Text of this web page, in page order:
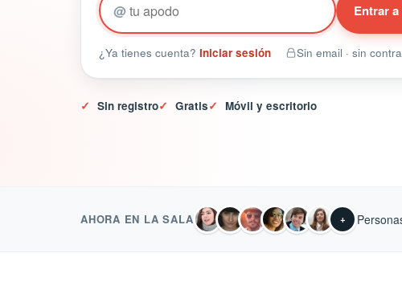
@ Entrar
¿Ya tienes cuenta? Iniciar sesión Sin email · sin
✓ Sin registro✓ Gratis✓ Móvil y escritorio
AHORA EN LA SALA +